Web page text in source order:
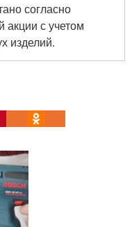
согласно
с учетом
изделий.